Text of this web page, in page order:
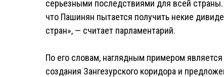
серьезными последствиями для всей
что Пашинян пытается получить некие
стран», — считает парламентарий.
По его словам, наглядным примером
создания Зангезурского коридора и